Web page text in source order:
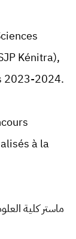
Kénitra),
2023-2024.
à la
ماستر كلية العلوم